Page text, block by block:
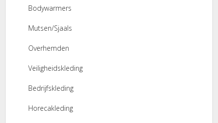
Bodywarmers
Mutsen/Sjaals
Overhemden
Veiligheidskleding
Bedrijfskleding
Horecakleding